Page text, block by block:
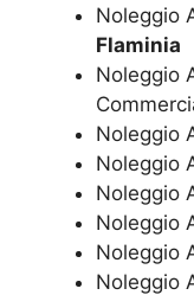
Noleggio
Flaminia
Noleggio
Noleggio
Noleggio
Noleggio
Noleggio
Noleggio
Noleggio